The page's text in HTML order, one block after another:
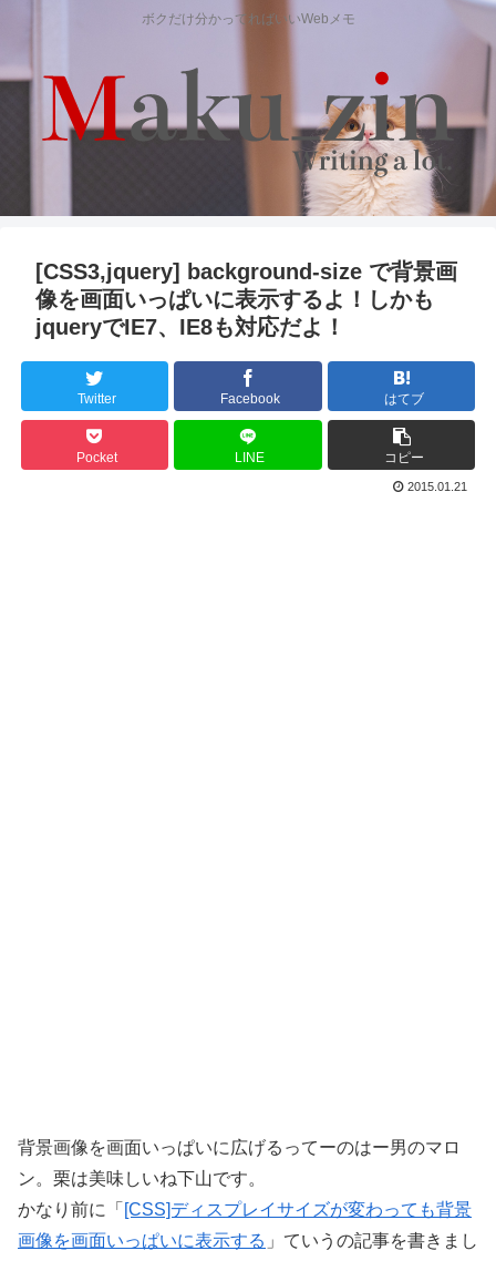
ボクだけ分かってればいいWebメモ
[CSS3,jquery] background-size で背景画
像を画面いっぱいに表示するよ！しかも
jqueryでIE7、IE8も対応だよ！
Twitter Facebook はてブ
Pocket LINE コピー
2015.01.21
背景画像を画面いっぱいに広げるってーのはー男のマロ
ン。栗は美味しいね下山です。
かなり前に「 [CSS]ディスプレイサイズが変わっても背景
画像を画面いっぱいに表示する 」ていうの記事を書きまし